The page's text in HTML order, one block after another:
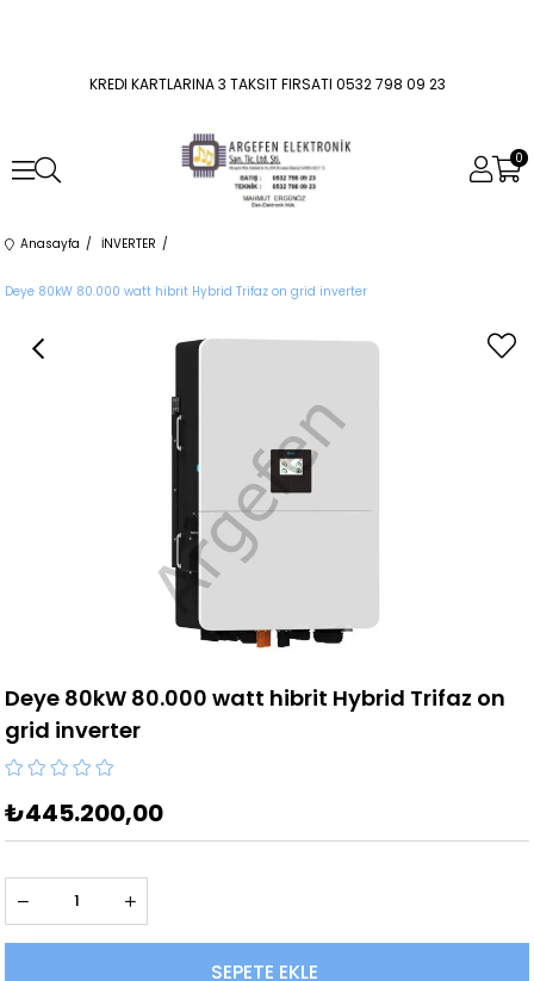
KREDI KARTLARINA 3 TAKSIT FIRSATI 0532 798 09 23
0
Anasayfa İNVERTER
Deye 80kW 80.000 watt hibrit Hybrid Trifaz on grid inverter
Deye 80kW 80.000 watt hibrit Hybrid Trifaz on
grid inverter
₺445.200,00